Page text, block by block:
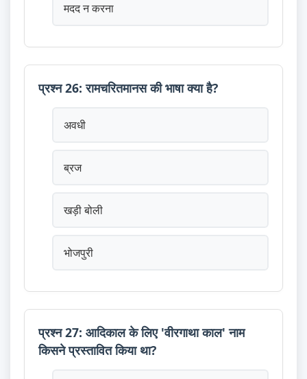
मदद न करना
प्रश्न 26: रामचरितमानस की भाषा क्या है?
अवधी
ब्रज
खड़ी बोली
भोजपुरी
प्रश्न 27: आदिकाल के लिए 'वीरगाथा काल' नाम
किसने प्रस्तावित किया था?